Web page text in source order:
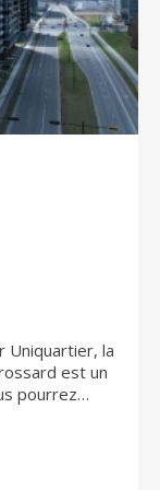
Uniquartier, la
est un
pourrez
du
deux à
profiter